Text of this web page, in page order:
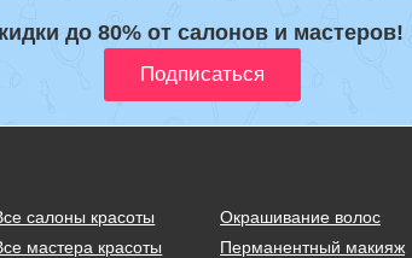
до 80% от салонов и мастеров!
салоны красоты
мастера красоты
Окрашивание волос
Перманентный макияж